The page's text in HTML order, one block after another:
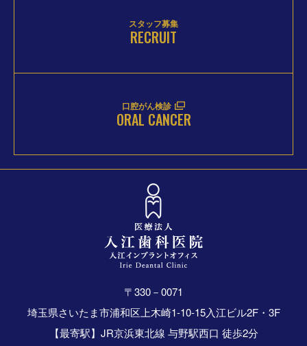
スタッフ募集
RECRUIT
口腔がん検診
ORAL CANCER
〒330－0071
埼玉県さいたま市浦和区上木崎1-10-15入江ビル2F・3F
【最寄駅】JR京浜東北線 与野駅西口 徒歩2分